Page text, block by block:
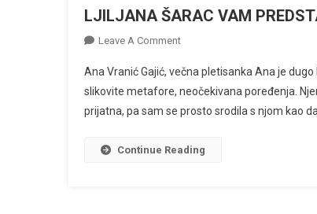
LJILJANA ŠARAC VAM
Leave A CommentOn
ŠARAC
VAM
PREDSTAVLJA
Ana Vranić Gajić, večna pletisanka Ana je
slikovite metafore, neočekivana poređenja.
prijatna, pa sam se prosto srodila s njom kao
Continue Reading